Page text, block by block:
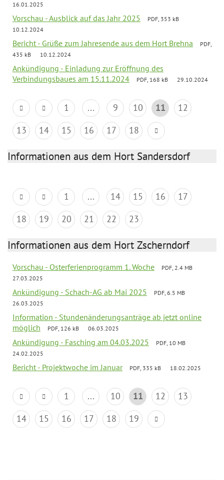
16.01.2025
Vorschau - Ausblick auf das Jahr 2025
PDF, 353 kB
10.12.2024
Bericht - Grüße zum Jahresende aus dem Hort Brehna
PDF,
435 kB
10.12.2024
Ankündigung - Einladung zur Eröffnung des
Verbindungsbaues am 15.11.2024
PDF, 168 kB 29.10.2024
1 ... 9 10 11
12
13
14 15 16 17 18
Informationen aus dem Hort Sandersdorf
1 ... 14 15 16
17
18
19 20 21 22 23
Informationen aus dem Hort Zscherndorf
Vorschau - Osterferienprogramm 1. Woche
PDF, 2.4 MB
27.03.2025
Ankündigung - Schach-AG ab Mai 2025
PDF, 6.5 MB
26.03.2025
Information - Stundenänderungsanträge ab jetzt online
möglich
PDF, 126 kB 06.03.2025
Ankündigung - Fasching am 04.03.2025
PDF, 10 MB
24.02.2025
Bericht - Projektwoche im Januar PDF, 335 kB 18.02.2025
1 ... 10 11 12
13
14
15 16 17 18 19